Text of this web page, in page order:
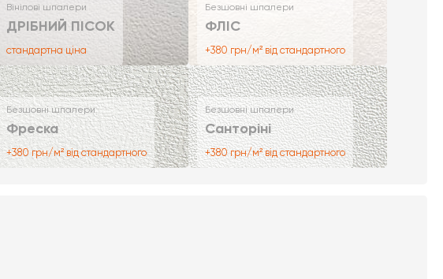
Вінілові шпалери
ДРІБНИЙ ПІСОК
стандартна ціна
Безшовні шпалери
ФЛІС
+380 грн/м² від стандартного
Безшовні шпалери
Фреска
+380 грн/м² від стандартного
Безшовні шпалери
Санторіні
+380 грн/м² від стандартного